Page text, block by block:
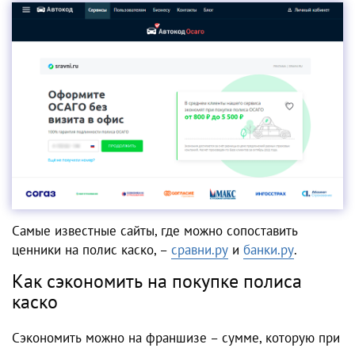
Самые известные сайты, где можно сопоставить
ценники на полис каско, – сравни.ру и банки.ру.
Как сэкономить на покупке полиса
каско
Сэкономить можно на франшизе – сумме, которую при